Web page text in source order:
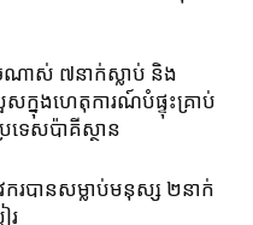
ាស់ ៧នាក់ស្លាប់ និង
ក្នុងហេតុការណ៍បំផ្ទុះគ្រាប់
ទេសប៉ាគីស្ថាន
របានសម្លាប់មនុស្ស ២នាក់
រ